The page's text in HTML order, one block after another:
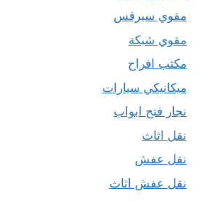
مقوي سيرفس
مقوي شبكة
مكتب افراح
ميكانيكي سيارات
نجار فتح ابواب
نقل اثاث
نقل عفش
نقل عفش اثاث